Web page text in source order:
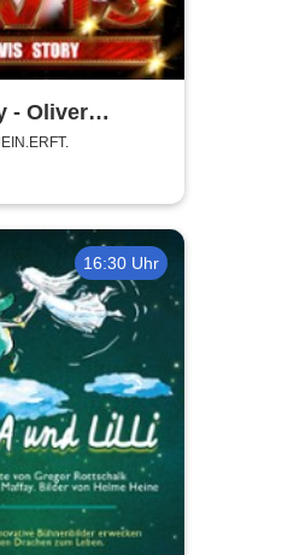
- Oliver
16:30 Uhr